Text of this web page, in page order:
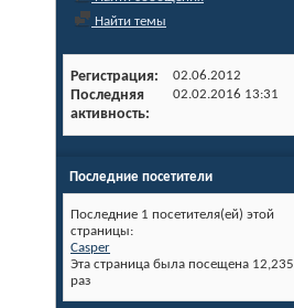
Найти темы
Регистрация 02.06.2012
Последняя
активность
02.02.2016 13:31
Последние посетители
Последние 1 посетителя(ей) этой
страницы:
Casper
Эта страница была посещена 12,235
раз